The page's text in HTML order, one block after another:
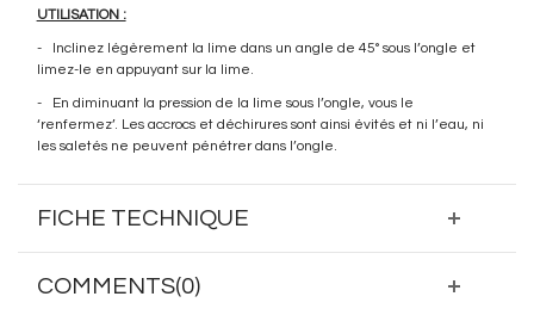
UTILISATION :
- Inclinez légèrement la lime dans un angle de 45° sous l’ongle et
limez-le en appuyant sur la lime.
- En diminuant la pression de la lime sous l’ongle, vous le
‘renfermez’. Les accrocs et déchirures sont ainsi évités et ni l’eau, ni
les saletés ne peuvent pénétrer dans l’ongle.
FICHE TECHNIQUE
COMMENTS(0)